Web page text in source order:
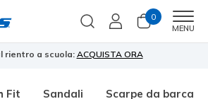
0
MENU
rientro a scuola: ACQUISTA ORA
Fit Sandali Scarpe da barca